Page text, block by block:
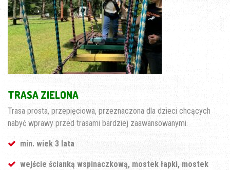
TRASA ZIELONA
Trasa prosta, przepięciowa, przeznaczona dla dzieci chcących
nabyć wprawy przed trasami bardziej zaawansowanymi.
min. wiek 3 lata
wejście ścianką wspinaczkową, mostek łapki, mostek